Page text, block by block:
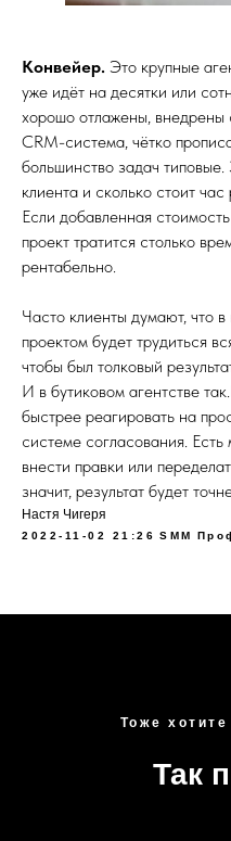
Конвейер. Это крупные
уже идёт на десятки или
хорошо отлажены, внедрены
CRM-система, чётко
большинство задач
клиента и сколько стоит
Если добавленная
проект тратится столько
рентабельно.
Часто клиенты думают, что
проектом будет трудиться
чтобы был толковый
И в бутиковом агентстве
быстрее реагировать на
системе согласования.
внести правки или
значит, результат будет
Настя Чигеря
2022-11-02 21:26 SMM
Тоже хотите
Так